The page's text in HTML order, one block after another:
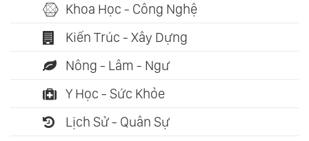
Khoa Học - Công Nghệ
Kiến Trúc - Xây Dựng
Nông - Lâm - Ngư
Y Học - Sức Khỏe
Lịch Sử - Quân Sự